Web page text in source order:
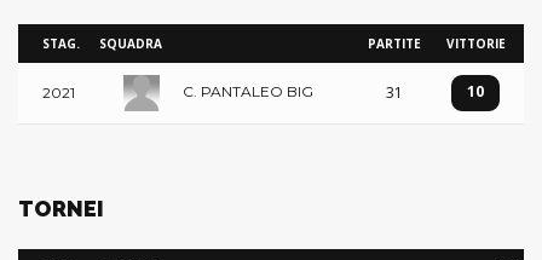
STAG. SQUADRA PARTITE VITTORIE
2021 C. PANTALEO BIG 31 10
TORNEI